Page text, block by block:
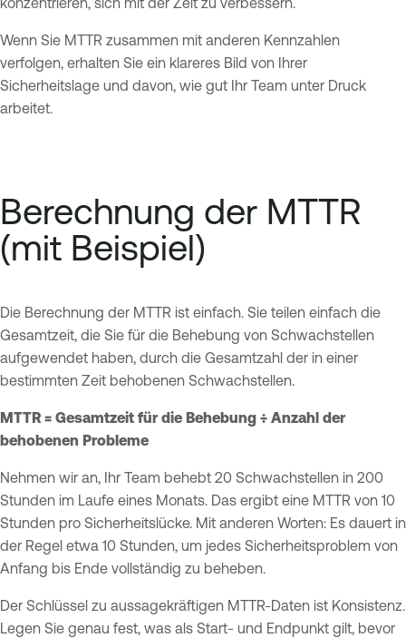
Wenn Sie MTTR zusammen mit anderen Kennzahlen
verfolgen, erhalten Sie ein klareres Bild von Ihrer
Sicherheitslage und davon, wie gut Ihr Team unter Druck
arbeitet.
Berechnung der MTTR
(mit Beispiel)
Die Berechnung der MTTR ist einfach. Sie teilen einfach die
Gesamtzeit, die Sie für die Behebung von Schwachstellen
aufgewendet haben, durch die Gesamtzahl der in einer
bestimmten Zeit behobenen Schwachstellen.
MTTR = Gesamtzeit für die Behebung ÷ Anzahl der
behobenen Probleme
Nehmen wir an, Ihr Team behebt 20 Schwachstellen in 200
Stunden im Laufe eines Monats. Das ergibt eine MTTR von 10
Stunden pro Sicherheitslücke. Mit anderen Worten: Es dauert in
der Regel etwa 10 Stunden, um jedes Sicherheitsproblem von
Anfang bis Ende vollständig zu beheben.
Der Schlüssel zu aussagekräftigen MTTR-Daten ist Konsistenz.
Legen Sie genau fest, was als Start- und Endpunkt gilt, bevor